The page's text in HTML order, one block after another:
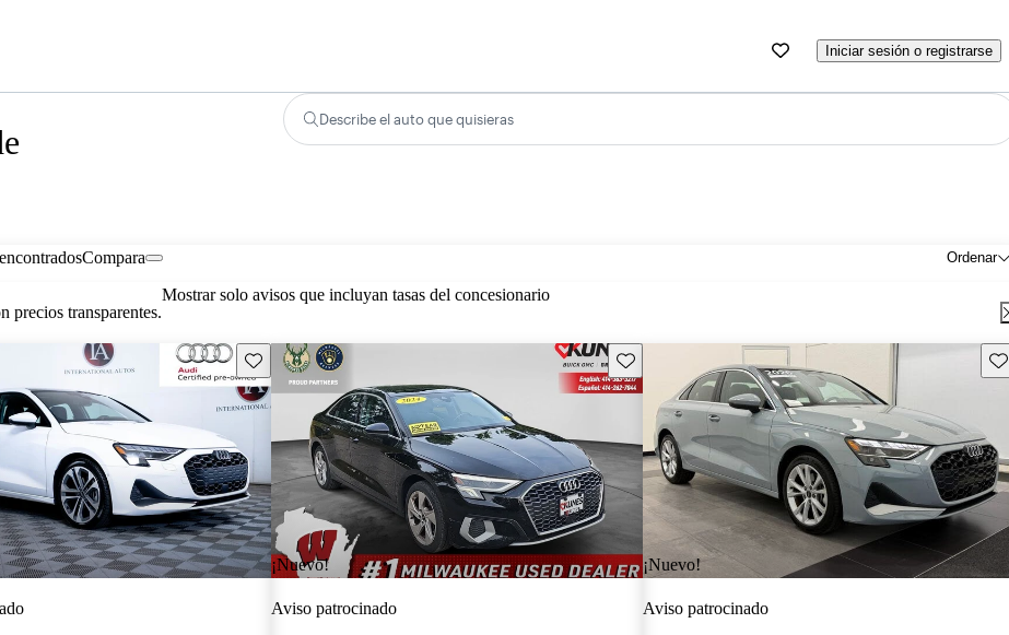
Iniciar sesión o registrarse
Describe el auto que quisieras
Ordenar
Compara
precios transparentes.
Mostrar solo avisos que incluyan tasas del concesionario
Guarda este Aviso
¡Nuevo!
Guarda este Aviso
Aviso patrocinado
¡Nuevo!
Aviso patrocinado